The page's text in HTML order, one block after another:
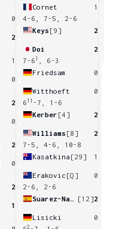
0
2
1
0
2
0
2
0
2
1
Cornet
1
4-6, 7-5, 2-6
Keys [9] 2
Doi
2
7-6 1
, 6-3
Friedsam
0
Witthoeft
0
6 11 -7, 1-6
Kerber [4] 2
Williams [8]
2
7-5, 4-6, 10-8
Kasatkina [29] 1
Erakovic [Q]
0
2-6, 2-6
[12]2
Lisicki
0
2